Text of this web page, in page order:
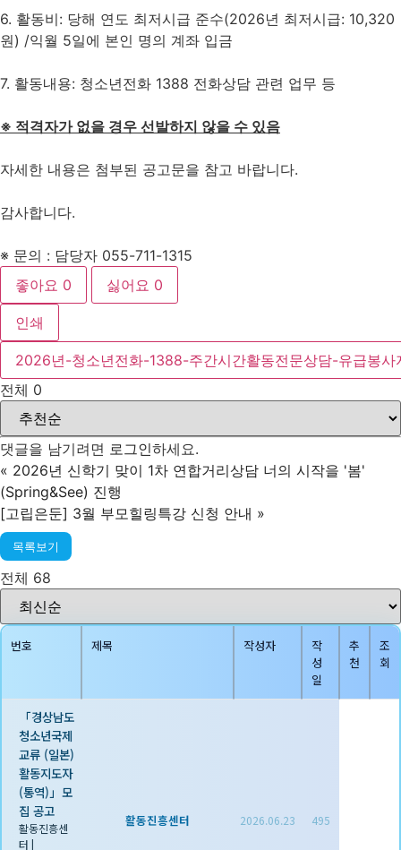
6. 활동비: 당해 연도 최저시급 준수(2026년 최저시급: 10,320
원) /익월 5일에 본인 명의 계좌 입금
7. 활동내용: 청소년전화 1388 전화상담 관련 업무 등
※ 적격자가 없을 경우 선발하지 않을 수 있음
자세한 내용은 첨부된 공고문을 참고 바랍니다.
감사합니다.
※ 문의 : 담당자 055-711-1315
좋아요 0 싫어요 0
인쇄
2026년-청소년전화-1388-주간시간활동전문상담-유급봉
전체 0
댓글을 남기려면 로그인하세요.
« 2026년 신학기 맞이 1차 연합거리상담 너의 시작을 '봄'
(Spring&See) 진행
[고립은둔] 3월 부모힐링특강 신청 안내 »
목록보기
전체 68
번호 제목 작성자
작
성
일
추
천
조
회
「경상남도
청소년국제
교류 (일본)
활동지도자
(통역)」모
집 공고
활동진흥센
터 |
활동진흥센터 2026.06.23 495